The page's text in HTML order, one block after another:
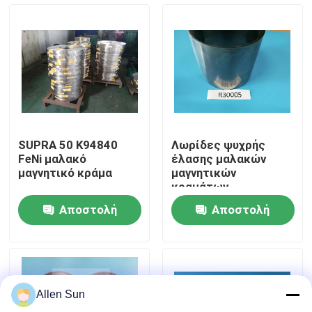
Σχετικά με εμάς
Επισκεψή εργοστασίου
Επικοινωνήστε μαζί μας
Ειδήσεις
Υποθέσεις
Ζητήστε μια προσφορά
SUPRA 50 K94840
FeNi μαλακό
μαγνητικό κράμα
Αποστολή
Λωρίδες ψυχρής
έλασης μαλακών
μαγνητικών
κραμάτων
Αποστολή
Allen Sun